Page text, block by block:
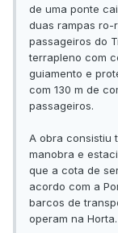
de uma ponte
duas rampas ro-
passageiros do
terrapleno com
guiamento e
com 130 m de
passageiros.
A obra consistiu
manobra e
que a cota de
acordo com a
barcos de
operam na Horta.